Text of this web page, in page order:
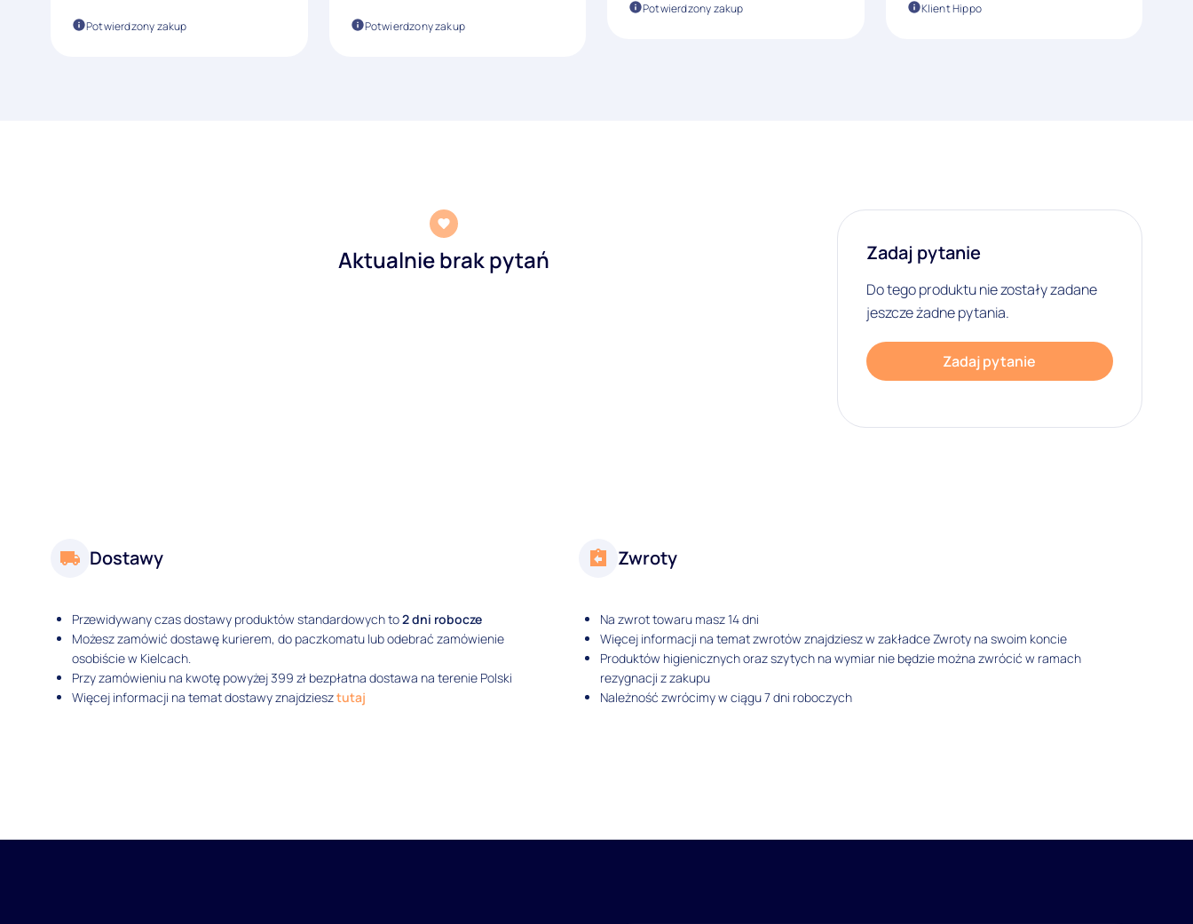
Potwierdzony zakup Potwierdzony zakup
Potwierdzony zakup Klient Hippo
Aktualnie brak pytań Zadaj pytanie
Do tego produktu nie zostały zadane
jeszcze żadne pytania.
Zadaj pytanie
Dostawy
Przewidywany czas dostawy produktów standardowych to2 dni robocze
Możesz zamówić dostawę kurierem, do paczkomatu lub odebrać zamówienie
osobiście w Kielcach.
Przy zamówieniu na kwotę powyżej 399 zł bezpłatna dostawa na terenie Polski
Więcej informacji na temat dostawy znajdziesztutaj
Zwroty
Na zwrot towaru masz 14 dni
Więcej informacji na temat zwrotów znajdziesz w zakładce Zwroty na swoim koncie
Produktów higienicznych oraz szytych na wymiar nie będzie można zwrócić w ramach
rezygnacji z zakupu
Należność zwrócimy w ciągu 7 dni roboczych